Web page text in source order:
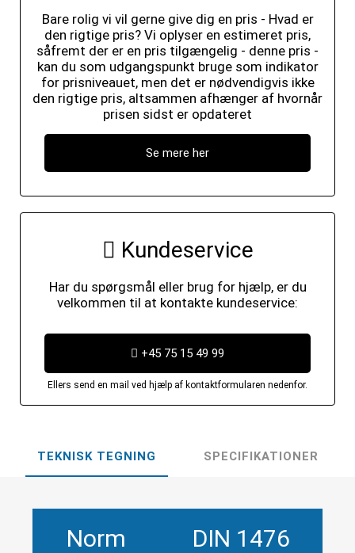
Bare rolig vi vil gerne give dig en pris - Hvad er
den rigtige pris? Vi oplyser en estimeret pris,
såfremt der er en pris tilgængelig - denne pris -
kan du som udgangspunkt bruge som indikator
for prisniveauet, men det er nødvendigvis ikke
den rigtige pris, altsammen afhænger af hvornår
prisen sidst er opdateret
Se mere her
Kundeservice
Har du spørgsmål eller brug for hjælp, er du
velkommen til at kontakte kundeservice:
+45 75 15 49 99
Ellers send en mail ved hjælp af kontaktformularen nedenfor.
TEKNISK TEGNING SPECIFIKATIONER
Norm DIN 1476